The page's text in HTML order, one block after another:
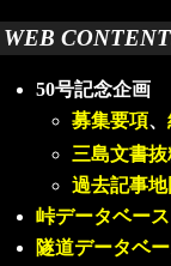
WEB
50号記念企画
募集要項、
三島文書抜
過去記事地
峠データベース
隧道データベ